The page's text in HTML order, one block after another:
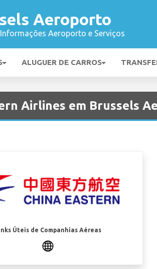
Aeroporto
Aeroporto e Serviços
ALUGUER DE CARROS
Airlines em Brussels
Úteis de Companhias Aéreas